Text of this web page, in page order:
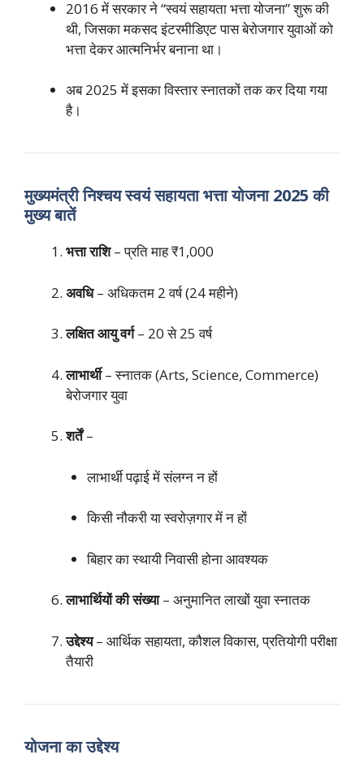
2016 में सरकार ने “स्वयं सहायता भत्ता योजना” शुरू की
थी, जिसका मकसद इंटरमीडिएट पास बेरोजगार युवाओं को
भत्ता देकर आत्मनिर्भर बनाना था।
अब 2025 में इसका विस्तार स्नातकों तक कर दिया गया
है।
मुख्यमंत्री निश्चय स्वयं सहायता भत्ता योजना 2025 की
मुख्य बातें
भत्ता राशि– प्रति माह ₹1,000
अवधि– अधिकतम 2 वर्ष (24 महीने)
लक्षित आयु वर्ग– 20 से 25 वर्ष
लाभार्थी– स्नातक (Arts, Science, Commerce)
बेरोजगार युवा
शर्तें–
लाभार्थी पढ़ाई में संलग्न न हों
किसी नौकरी या स्वरोज़गार में न हों
बिहार का स्थायी निवासी होना आवश्यक
लाभार्थियों की संख्या– अनुमानित लाखों युवा स्नातक
उद्देश्य– आर्थिक सहायता, कौशल विकास, प्रतियोगी परीक्षा
तैयारी
योजना का उद्देश्य